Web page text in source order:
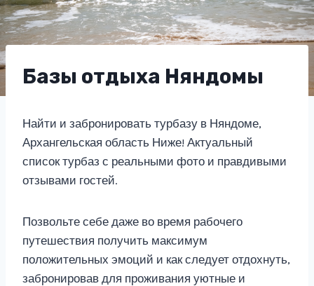
Базы отдыха Няндомы
Найти и забронировать турбазу в Няндоме,
Архангельская область Ниже! Актуальный
список турбаз с реальными фото и правдивыми
отзывами гостей.
Позвольте себе даже во время рабочего
путешествия получить максимум
положительных эмоций и как следует отдохнуть,
забронировав для проживания уютные и